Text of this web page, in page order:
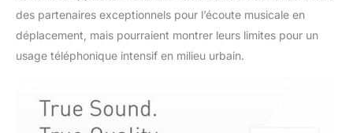
des partenaires exceptionnels pour l’écoute musicale en
déplacement, mais pourraient montrer leurs limites pour un
usage téléphonique intensif en milieu urbain.